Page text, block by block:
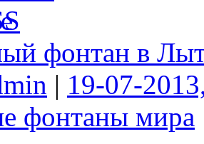
фонтан в
| 19-07-
фонтаны мира